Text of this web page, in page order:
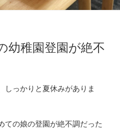
幼稚園登園が絶不
しっかりと夏休みがありま
ての娘の登園が絶不調だった